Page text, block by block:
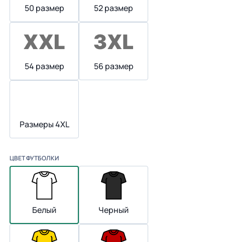
50 размер 52 размер
54 размер 56 размер
Размеры 4XL
ЦВЕТ ФУТБОЛКИ
Белый Черный